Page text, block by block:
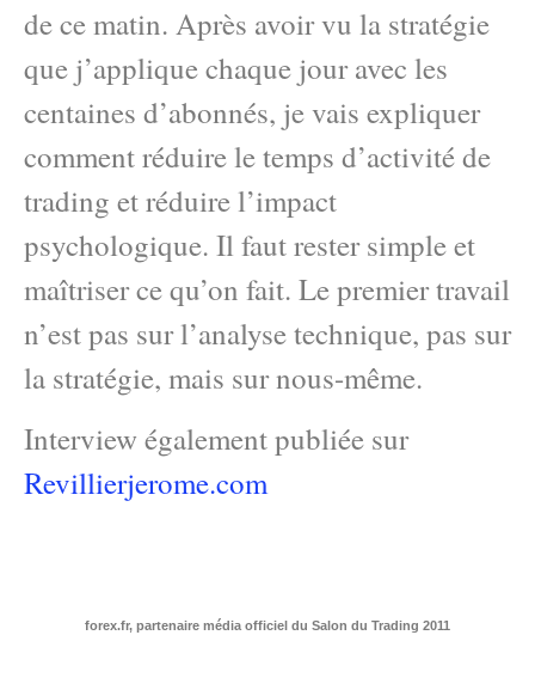
de ce matin. Après avoir vu la stratégie
que j’applique chaque jour avec les
centaines d’abonnés, je vais expliquer
comment réduire le temps d’activité de
trading et réduire l’impact
psychologique. Il faut rester simple et
maîtriser ce qu’on fait. Le premier travail
n’est pas sur l’analyse technique, pas sur
la stratégie, mais sur nous-même.
Interview également publiée sur
Revillierjerome.com
forex.fr, partenaire média officiel du Salon du Trading 2011